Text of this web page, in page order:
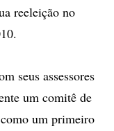
reeleição no
seus assessores
um comitê de
um primeiro